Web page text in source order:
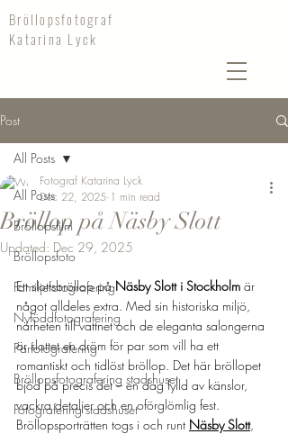
Bröllopsfotograf
Katarina Lyck
Post
All Posts
Bröllopsfilm
Bröllopsfoto
Familjefotografering
Nyföddfotografering
Parfotografering
Bröllopsfotografering stadshuset
Fotografering stadshuset
All Posts
Bröllop på Näsby Slott
Fotograf Katarina Lyck
Dec 22, 2025 1 min read
Updated: Dec 29, 2025
Ett slottsbröllop på Näsby Slott i Stockholm är
något alldeles extra. Med sin historiska miljö,
närheten till vattnet och de eleganta salongerna
är slottet en dröm för par som vill ha ett
romantiskt och tidlöst bröllop. Det här bröllopet
bjöd på precis det – en dag fylld av känslor,
vackra detaljer och en oförglömlig fest.
Bröllopsporträtten togs i och runt Näsby Slott,